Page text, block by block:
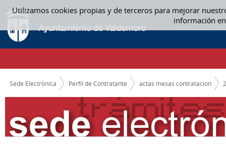
Utilizamos cookies propias y de terceros para mejorar
información
Saltar al contenido
07 JULIO - ACTAS MESAS CONTRATACION
CAMINO DE MIGAS
Sede Electrónica Perfil de Contratante actas mesas contratacion